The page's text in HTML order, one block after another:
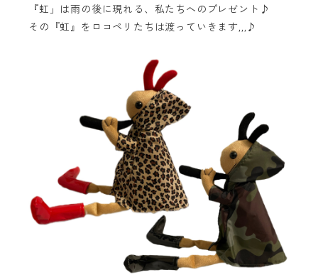
『虹」は雨の後に現れる、私たちへのプレゼント♪
その『虹』をロコペリたちは渡っていきます,,,♪